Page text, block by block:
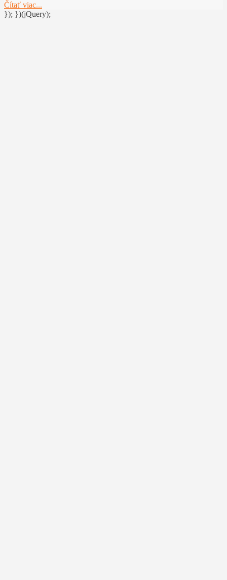
Čítať viac...
}); })(jQuery);